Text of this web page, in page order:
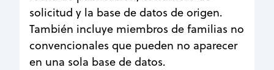
solicitud y la base de datos de origen.
También incluye miembros de familias no
convencionales que pueden no aparecer
en una sola base de datos.